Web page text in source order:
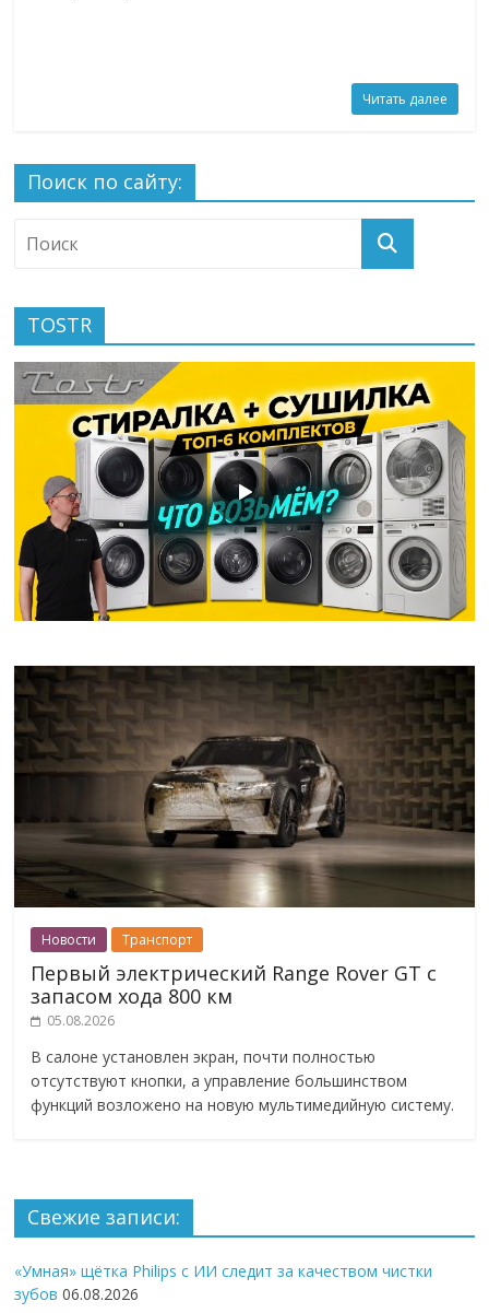
Читать далее
Поиск по сайту:
TOSTR
Новости Транспорт
Первый электрический Range Rover GT с
запасом хода 800 км
05.08.2026
В салоне установлен экран, почти полностью
отсутствуют кнопки, а управление большинством
функций возложено на новую мультимедийную систему.
Свежие записи:
«Умная» щётка Philips с ИИ следит за качеством чистки
зубов 06.08.2026